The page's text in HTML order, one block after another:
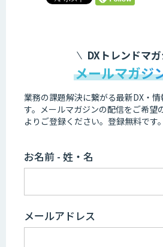
DXトレンドマ
メールマガジ
業務の課題解決に繋がる最新DX・
す。 メールマガジンの配信をご希望
よりご登録ください。登録無料です。
お名前 - 姓・名
メールアドレス